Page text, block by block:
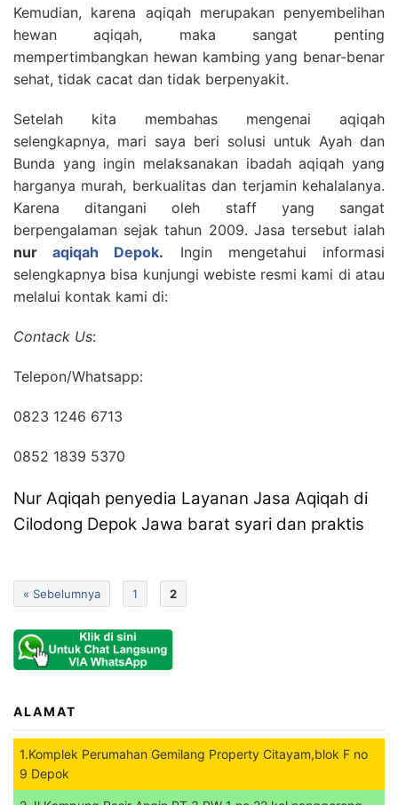
Kemudian, karena aqiqah merupakan penyembelihan
hewan aqiqah, maka sangat penting
mempertimbangkan hewan kambing yang benar-benar
sehat, tidak cacat dan tidak berpenyakit.
Setelah kita membahas mengenai aqiqah
selengkapnya, mari saya beri solusi untuk Ayah dan
Bunda yang ingin melaksanakan ibadah aqiqah yang
harganya murah, berkualitas dan terjamin kehalalanya.
Karena ditangani oleh staff yang sangat
berpengalaman sejak tahun 2009. Jasa tersebut ialah
nuraqiqah Depok. Ingin mengetahui informasi
selengkapnya bisa kunjungi webiste resmi kami di atau
melalui kontak kami di:
Contack Us:
Telepon/Whatsapp:
0823 1246 6713
0852 1839 5370
Nur Aqiqah penyedia Layanan Jasa Aqiqah di
Cilodong Depok Jawa barat syari dan praktis
« Sebelumnya 1 2
ALAMAT
1.Komplek Perumahan Gemilang Property Citayam,blok F no
9 Depok